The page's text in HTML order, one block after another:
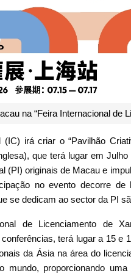
na “Feira Internacional de
(IC) irá criar o “Pavilhão
que terá lugar em
(PI) originais de Macau e
no evento decorre
se dedicam ao sector da PI
de Licenciamento de
terá lugar a 15
da Ásia na área do
mundo, proporcionando uma